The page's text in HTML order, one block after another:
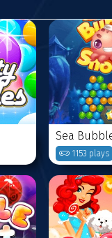
Sea
1153 plays